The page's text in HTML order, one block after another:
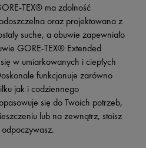
TEX® ma zdolność
oraz projektowana z
suche, a obuwie zapewniało
GORE-TEX® Extended
w umiarkowanych i ciepłych
funkcjonuje zarówno
jak i codziennego
się do Twoich potrzeb,
lub na zewnątrz, stoisz